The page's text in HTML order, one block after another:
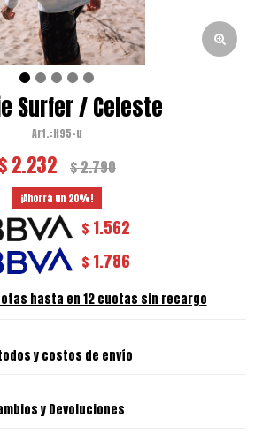
Surfer / Celeste
H95-u
2.232 $2.790
20
$ 1.562
$ 1.786
hasta en 12 cuotas sin recargo
y costos de envío
y Devoluciones